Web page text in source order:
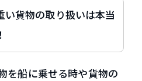
い貨物の取り扱いは本当
を船に乗せる時や貨物の